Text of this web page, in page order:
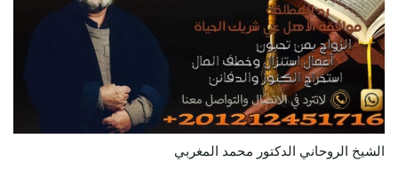
الشيخ الروحاني الدكتور محمد المغربي